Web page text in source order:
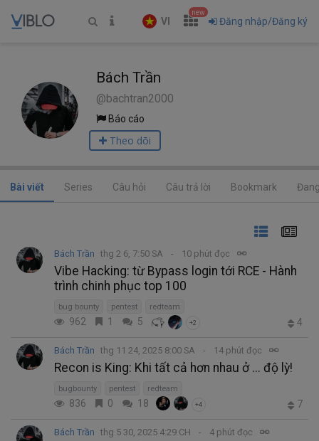
VI
new
Đăng nhập/Đăng ký
Bách Trần
@bachtran2000
Báo cáo
Theo dõi
Bài viết Series Câu hỏi Câu trả lời Bookmark
Bách Trần thg 2 6, 7:50 SA 10 phút đọc
Vibe Hacking: từ Bypass login tới RCE - Hành
trình chinh phục top 100
bug bounty pentest redteam
962 1 5 +2 4
Bách Trần thg 11 24, 2025 8:00 SA 14 phút đọc
Recon is King: Khi tất cả hơn nhau ở ... độ lỳ!
bugbounty pentest redteam
836 0 18 +4 7
Bách Trần thg 5 30, 2025 4:29 CH 4 phút đọc